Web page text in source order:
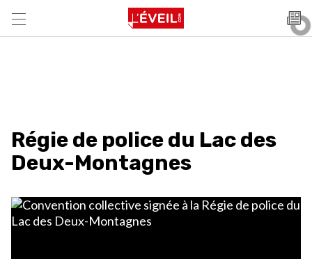
Régie de police du Lac des
Deux-Montagnes